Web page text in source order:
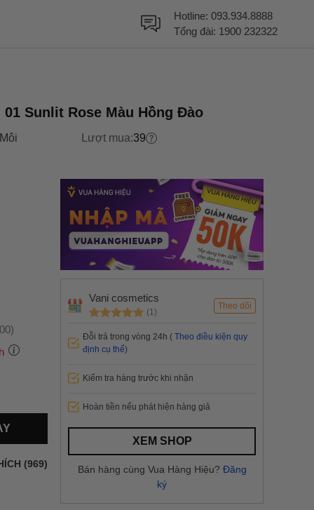
Hotline: 093.934.8888
Tổng đài: 1900 232322
Sunlit Rose Màu Hồng Đào
Lượt mua:39
cầu
(969)
Vani cosmetics
(1)
Theo dõi
Đỗi trả trong vòng 24h ( Theo điều kiện quy
định cụ thể)
Kiểm tra hàng trước khi nhận
Hoàn tiền nếu phát hiện hàng giả
XEM SHOP
Bán hàng cùng Vua Hàng Hiệu? Đăng
ký